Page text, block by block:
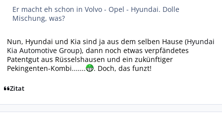
Er macht eh schon in Volvo - Opel - Hyundai. Dolle
Mischung, was?
Nun, Hyundai und Kia sind ja aus dem selben Hause (Hyundai
Kia Automotive Group), dann noch etwas verpfändetes
Patentgut aus Rüsselshausen und ein zukünftiger
Pekingenten-Kombi.......
. Doch, das funzt!
Zitat